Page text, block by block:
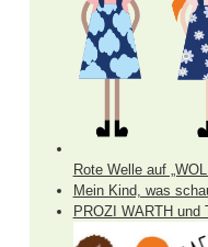
Rote Welle auf
Mein Kind, was
PROZI WARTH und